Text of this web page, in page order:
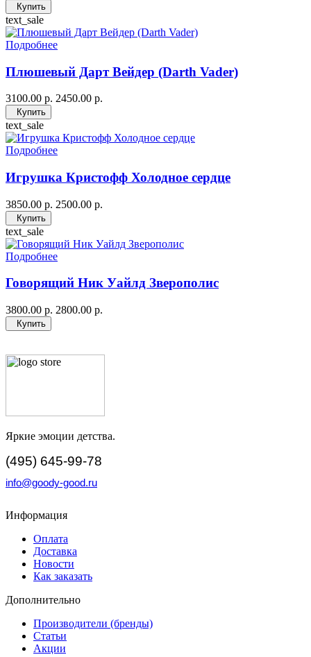
Купить
text_sale
Подробнее
Плюшевый Дарт Вейдер (Darth Vader)
3100.00 р. 2450.00 р.
Купить
text_sale
Подробнее
Игрушка Кристофф Холодное сердце
3850.00 р. 2500.00 р.
Купить
text_sale
Подробнее
Говорящий Ник Уайлд Зверополис
3800.00 р. 2800.00 р.
Купить
Яркие эмоции детства.
(495) 645-99-78
info@goody-good.ru
Информация
Оплата
Доставка
Новости
Как заказать
Дополнительно
Производители (бренды)
Статьи
Акции